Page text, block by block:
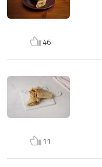
46
11